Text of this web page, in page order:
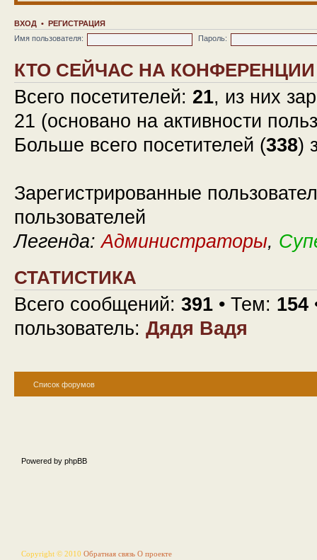
ВХОД • РЕГИСТРАЦИЯ
Имя пользователя:
Пароль:
КТО СЕЙЧАС НА КОНФЕРЕНЦИИ
Всего посетителей: 21, из них
21 (основано на активности
Больше всего посетителей (338)
Зарегистрированные
пользователей
Легенда:Администраторы,
СТАТИСТИКА
Всего сообщений: 391 • Тем: 154
пользователь: Дядя Вадя
Список форумов
Powered by phpBB
Copyright © 2010 Обратная связь О проекте